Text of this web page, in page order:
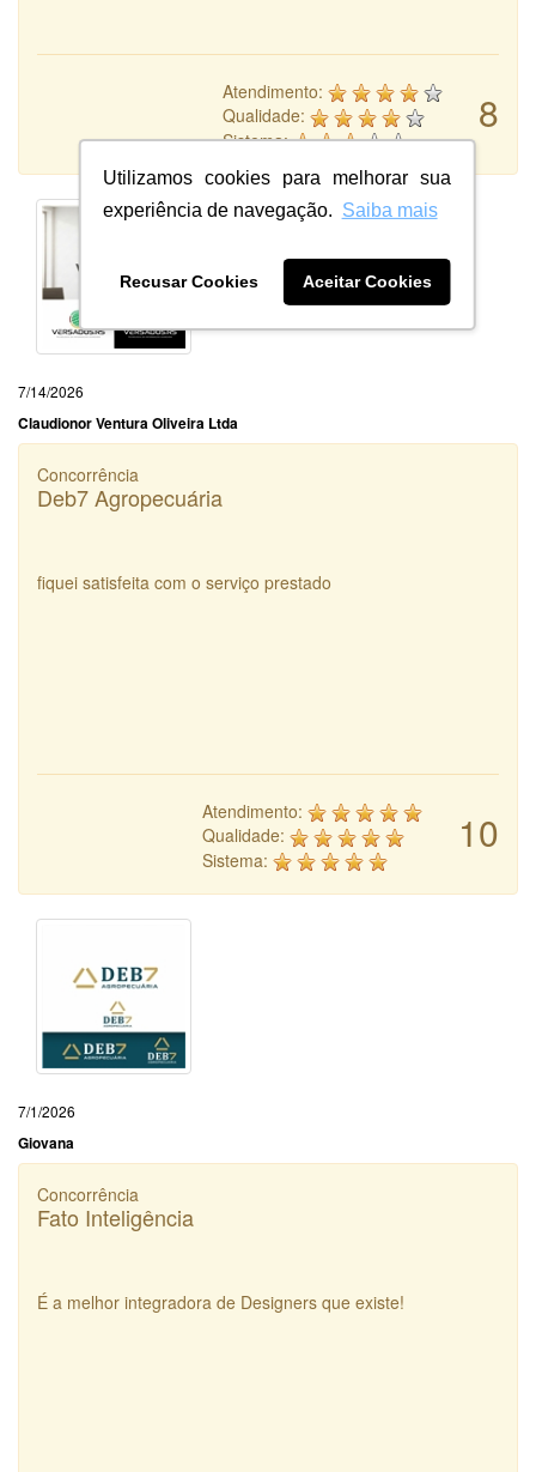
Utilizamos cookies para melhorar sua
experiência de navegação. Saiba mais
Recusar Cookies Aceitar Cookies
8
Atendimento:
Qualidade:
Sistema:
7/14/2026
Claudionor Ventura Oliveira Ltda
Concorrência
Deb7 Agropecuária
fiquei satisfeita com o serviço prestado
10
Atendimento:
Qualidade:
Sistema:
7/1/2026
Giovana
Concorrência
Fato Inteligência
É a melhor integradora de Designers que existe!